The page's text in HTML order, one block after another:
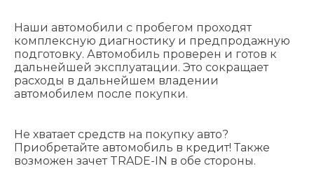
Наши автомобили с пробегом проходят
комплексную диагностику и предпродажную
подготовку. Автомобиль проверен и готов к
дальнейшей эксплуатации. Это сокращает
расходы в дальнейшем владении
автомобилем после покупки.
Не хватает средств на покупку авто?
Приобретайте автомобиль в кредит! Также
возможен зачет TRADE-IN в обе стороны.